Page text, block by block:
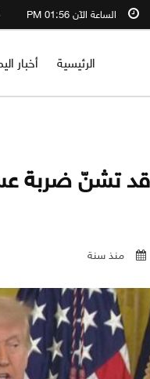
الساعة الآن 01:56 PM
الرئيسية أخبار
قد تشنّ ضربة
منذ سنة